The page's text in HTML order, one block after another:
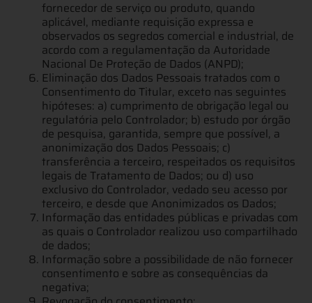
fornecedor de serviço ou produto, quando
aplicável, mediante requisição expressa e
observados os segredos comercial e industrial, de
acordo com a regulamentação da Autoridade
Nacional De Proteção de Dados (ANPD);
Eliminação dos Dados Pessoais tratados com o
Consentimento do Titular, exceto nas seguintes
hipóteses: a) cumprimento de obrigação legal ou
regulatória pelo Controlador; b) estudo por órgão
de pesquisa, garantida, sempre que possível, a
anonimização dos Dados Pessoais; c)
transferência a terceiro, respeitados os requisitos
legais de Tratamento de Dados; ou d) uso
exclusivo do Controlador, vedado seu acesso por
terceiro, e desde que Anonimizados os Dados;
Informação das entidades públicas e privadas com
as quais o Controlador realizou uso compartilhado
de dados;
Informação sobre a possibilidade de não fornecer
consentimento e sobre as consequências da
negativa;